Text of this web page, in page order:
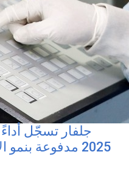
جلفار تسجّل
2025 مدفوعة